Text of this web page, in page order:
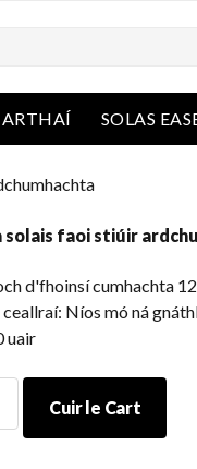
SOLAS
solais faoi stiúir
d'fhoinsí cumhachta
ceallraí: Níos mó ná
uair
Cuir le Cart